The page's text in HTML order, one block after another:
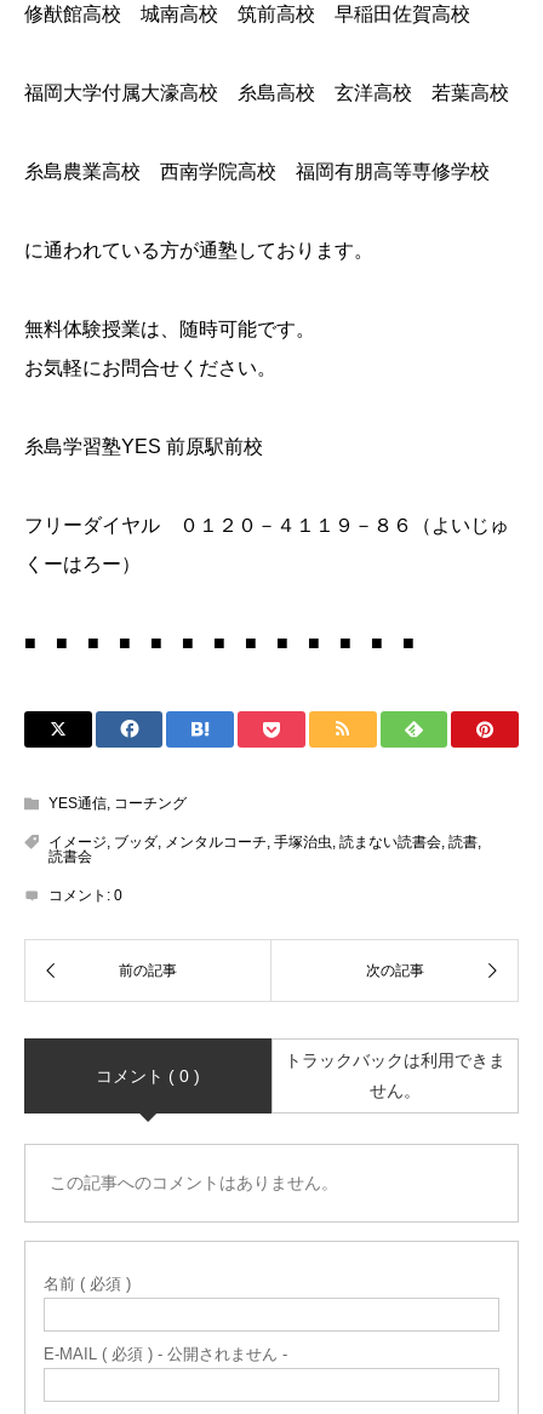
修猷館高校 城南高校 筑前高校 早稲田佐賀高校
福岡大学付属大濠高校 糸島高校 玄洋高校 若葉高校
糸島農業高校 西南学院高校 福岡有朋高等専修学校
に通われている方が通塾しております。
無料体験授業は、随時可能です。
お気軽にお問合せください。
糸島学習塾YES 前原駅前校
フリーダイヤル ０１２０－４１１９－８６（よいじゅ
くーはろー）
■ ■ ■ ■ ■ ■ ■ ■ ■ ■ ■ ■ ■
YES通信, コーチング
イメージ, ブッダ, メンタルコーチ, 手塚治虫, 読まない読書会, 読書,
読書会
コメント: 0
コメント ( 0 )
トラックバックは利用できま
せん。
この記事へのコメントはありません。
名前 ( 必須 )
E-MAIL ( 必須 ) - 公開されません -